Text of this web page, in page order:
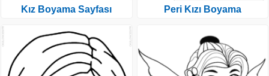
Kız Boyama Sayfası Peri Kızı Boyama